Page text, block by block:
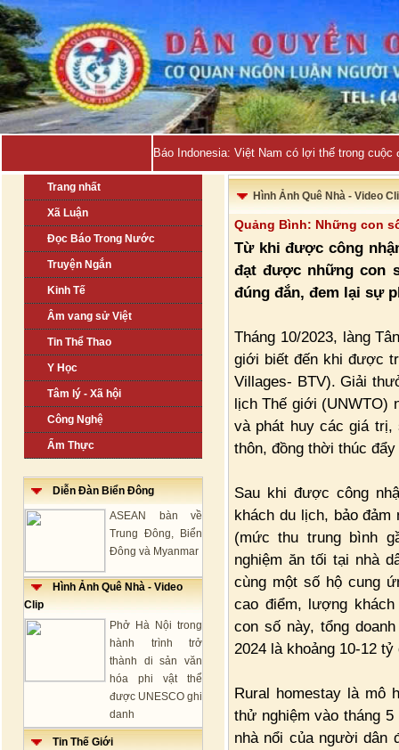
Báo Indonesia: Việt Nam có lợi thế trong cuộc
Trang nhất
Xã Luận
Đọc Báo Trong Nước
Truyện Ngắn
Kinh Tế
Âm vang sử Việt
Tin Thể Thao
Y Học
Tâm lý - Xã hội
Công Nghệ
Ẩm Thực
Diễn Đàn Biển Đông
ASEAN bàn về
Trung Đông, Biển
Đông và Myanmar
Hình Ảnh Quê Nhà - Video
Clip
Phở Hà Nội trong
hành trình trở
thành di sản văn
hóa phi vật thể
được UNESCO ghi
danh
Tin Thế Giới
Hình Ảnh Quê Nhà - Video
Quảng Bình: Những con
Từ khi được công
đạt được những con
đúng đắn, đem lại sự
Tháng 10/2023, làng
giới biết đến khi được
Villages- BTV). Giải
lịch Thế giới (UNWTO)
và phát huy các giá trị,
thôn, đồng thời thúc
Sau khi được công
khách du lịch, bảo đảm
(mức thu trung bình
nghiệm ăn tối tại nhà
cùng một số hộ cung
cao điểm, lượng
con số này, tổng
2024 là khoảng 10-12 tỷ
Rural homestay là
thử nghiệm vào tháng
nhà nổi của người dân